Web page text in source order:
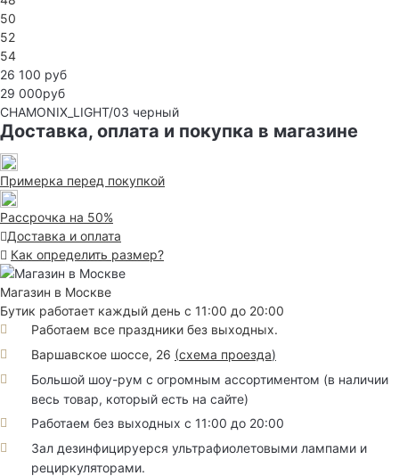
50
52
54
26 100 руб
29 000руб
CHAMONIX_LIGHT/03 черный
Доставка, оплата и покупка в магазине
Примерка перед покупкой
Рассрочка на 50%
Доставка и оплата
Как определить размер?
Магазин в Москве
Бутик работает каждый день с 11:00 до 20:00
Работаем все праздники без выходных.
Варшавское шоссе, 26 (схема проезда)
Большой шоу-рум с огромным ассортиментом (в наличии
весь товар, который есть на сайте)
Работаем без выходных с 11:00 до 20:00
Зал дезинфицируерся ультрафиолетовыми лампами и
рециркуляторами.